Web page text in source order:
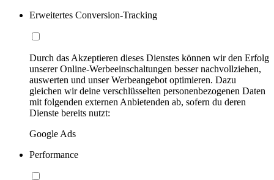
Erweitertes Conversion-Tracking
Durch das Akzeptieren dieses Dienstes können wir den Erfolg
unserer Online-Werbeeinschaltungen besser nachvollziehen,
auswerten und unser Werbeangebot optimieren. Dazu
gleichen wir deine verschlüsselten personenbezogenen Daten
mit folgenden externen Anbietenden ab, sofern du deren
Dienste bereits nutzt:
Google Ads
Performance